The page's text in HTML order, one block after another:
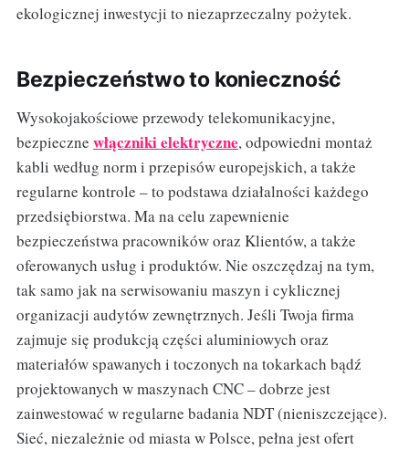
ekologicznej inwestycji to niezaprzeczalny pożytek.
Bezpieczeństwo to konieczność
Wysokojakościowe przewody telekomunikacyjne,
bezpieczne włączniki elektryczne, odpowiedni montaż
kabli według norm i przepisów europejskich, a także
regularne kontrole – to podstawa działalności każdego
przedsiębiorstwa. Ma na celu zapewnienie
bezpieczeństwa pracowników oraz Klientów, a także
oferowanych usług i produktów. Nie oszczędzaj na tym,
tak samo jak na serwisowaniu maszyn i cyklicznej
organizacji audytów zewnętrznych. Jeśli Twoja firma
zajmuje się produkcją części aluminiowych oraz
materiałów spawanych i toczonych na tokarkach bądź
projektowanych w maszynach CNC – dobrze jest
zainwestować w regularne badania NDT (nieniszczejące).
Sieć, niezależnie od miasta w Polsce, pełna jest ofert